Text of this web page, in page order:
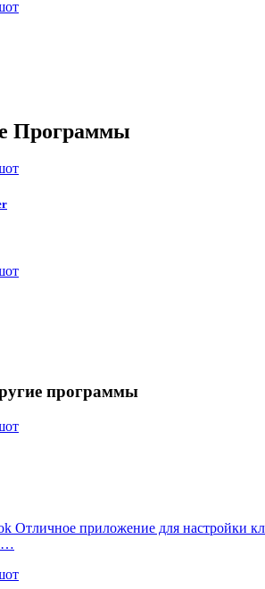
Программы
программы
Отличное приложение для настройки
…